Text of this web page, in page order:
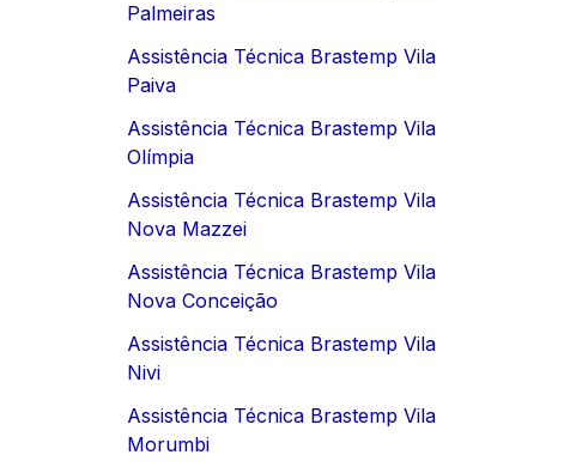
Palmeiras
Assistência Técnica Brastemp Vila
Paiva
Assistência Técnica Brastemp Vila
Olímpia
Assistência Técnica Brastemp Vila
Nova Mazzei
Assistência Técnica Brastemp Vila
Nova Conceição
Assistência Técnica Brastemp Vila
Nivi
Assistência Técnica Brastemp Vila
Morumbi